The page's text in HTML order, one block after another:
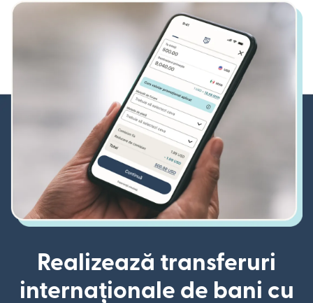
Realizează transferuri
internaționale de bani cu